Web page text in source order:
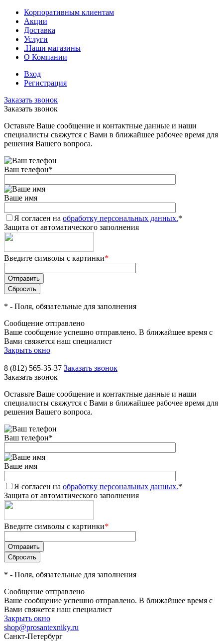
Корпоративным клиентам
Акции
Доставка
Услуги
.Наши магазины
О Компании
Вход
Регистрация
Заказать звонок
Заказать звонок
Оставьте Ваше сообщение и контактные данные и наши
специалисты свяжутся с Вами в ближайшее рабочее время для
решения Вашего вопроса.
Ваш телефон*
Ваше имя
Я согласен на обработку персональных данных.*
Защита от автоматического заполнения
Введите символы с картинки*
* - Поля, обязательные для заполнения
Сообщение отправлено
Ваше сообщение успешно отправлено. В ближайшее время с
Вами свяжется наш специалист
Закрыть окно
8 (812) 565-35-37 Заказать звонок
Заказать звонок
Оставьте Ваше сообщение и контактные данные и наши
специалисты свяжутся с Вами в ближайшее рабочее время для
решения Вашего вопроса.
Ваш телефон*
Ваше имя
Я согласен на обработку персональных данных.*
Защита от автоматического заполнения
Введите символы с картинки*
* - Поля, обязательные для заполнения
Сообщение отправлено
Ваше сообщение успешно отправлено. В ближайшее время с
Вами свяжется наш специалист
Закрыть окно
shop@prosantexniky.ru
Санкт-Петербург